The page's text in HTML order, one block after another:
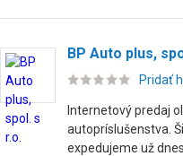
BP Auto plus,
Pridať
Internetový predaj
autopríslušenstva.
expedujeme už